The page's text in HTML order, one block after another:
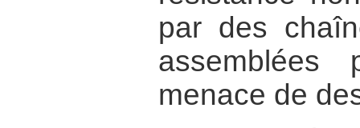
par des
assemblées
menace de